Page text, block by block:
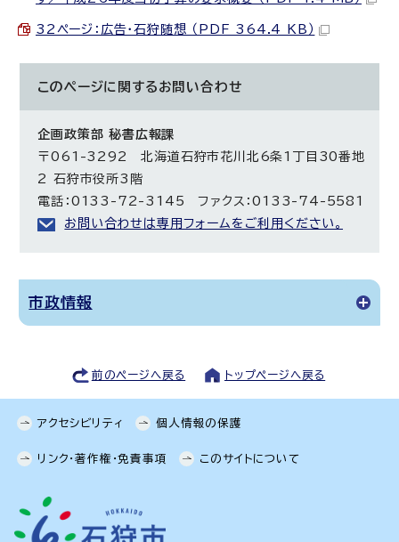
32ページ：広告・石狩随想 （PDF 364.4 KB）
このページに関する お問い合わせ
企画政策部 秘書広報課
〒061-3292 北海道石狩市花川北6条1丁目30番地
2 石狩市役所3階
電話：0133-72-3145 ファクス：0133-74-5581
お問い合わせは専用フォームをご利用ください。
市政情報
前のページへ戻る トップページへ戻る
アクセシビリティ 個人情報の保護
リンク・著作権・免責事項 このサイトについて